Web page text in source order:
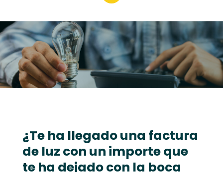
¿Te ha llegado una factura
de luz con un importe que
te ha dejado con la boca